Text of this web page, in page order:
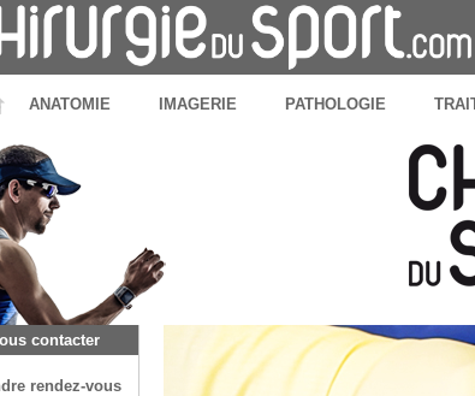
ANATOMIE IMAGERIE PATHOLOGIE
contacter
rendez-vous